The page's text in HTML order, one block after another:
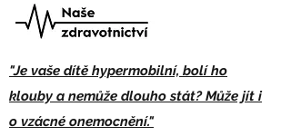
"Je vaše dítě hypermobilní, bolí ho
klouby a nemůže dlouho stát? Může jít i
o vzácné onemocnění."